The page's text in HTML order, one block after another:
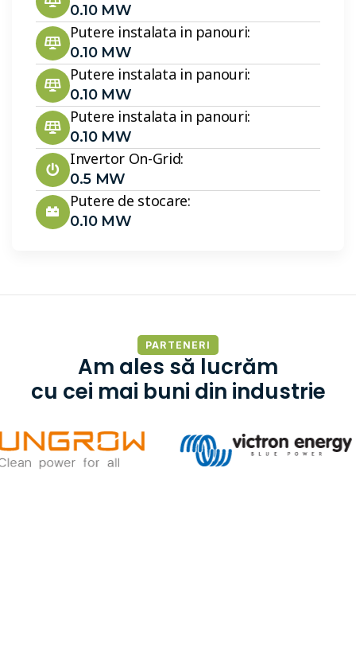
0.10 MW
Putere instalata in panouri:
0.10 MW
Putere instalata in panouri:
0.10 MW
Putere instalata in panouri:
0.10 MW
Invertor On-Grid:
0.5 MW
Putere de stocare:
0.10 MW
PARTENERI
Am ales să lucrăm
cu cei mai buni din industrie